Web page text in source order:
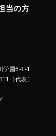
当の方
学園6-1-1
（代表）